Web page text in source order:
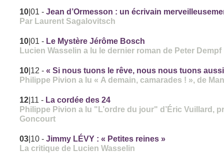
10 |01 -Jean d’Ormesson : un écrivain
Par Laurent Sagalovitsch
10 |01 - Le Mystère Jérôme Bosch
Lucien Wasselin a lu le dernier roman de Peter Dempf
10 |12 -« Si nous tuons le rêve, nous nous tuons
Philippe Pivion a lu « A demain, camarades ! », de
12 |11 - La cordée des 24
Philippe Pivion a lu "L’ordre du jour" d’Éric Vuillard,
Goncourt
03 |10 -Jimmy LÉVY : « Petites reines »
La critique de Lucien Wasselin